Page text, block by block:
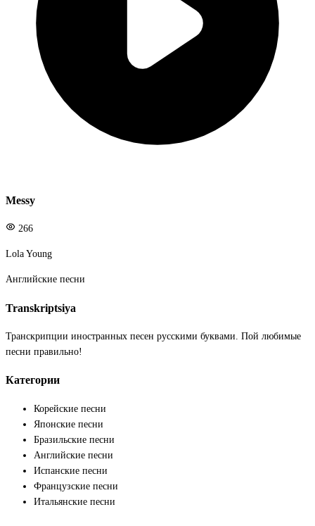
Messy
266
Lola Young
Английские песни
Transkriptsiya
Транскрипции иностранных песен русскими буквами. Пой любимые
песни правильно!
Категории
Корейские песни
Японские песни
Бразильские песни
Английские песни
Испанские песни
Французские песни
Итальянские песни